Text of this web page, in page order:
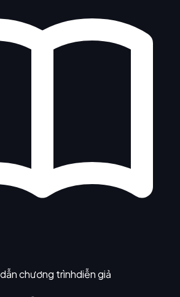
dẫn chương trìnhdiễn giả